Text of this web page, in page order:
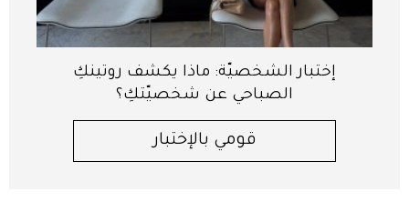
إختبار الشخصيّة: ماذا يكشف روتينكِ
الصباحي عن شخصيّتكِ؟
قومي بالإختبار